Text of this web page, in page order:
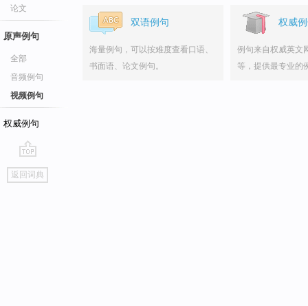
论文
原声例句
全部
音频例句
视频例句
权威例句
go
top
返回词典
双语例句
海量例句，可以按难度查看口语、
书面语、论文例句。
权威
例句来自权威英文
等，提供最专业的